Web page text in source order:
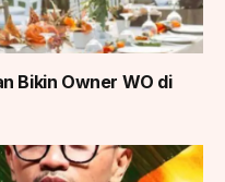
Bikin Owner WO di